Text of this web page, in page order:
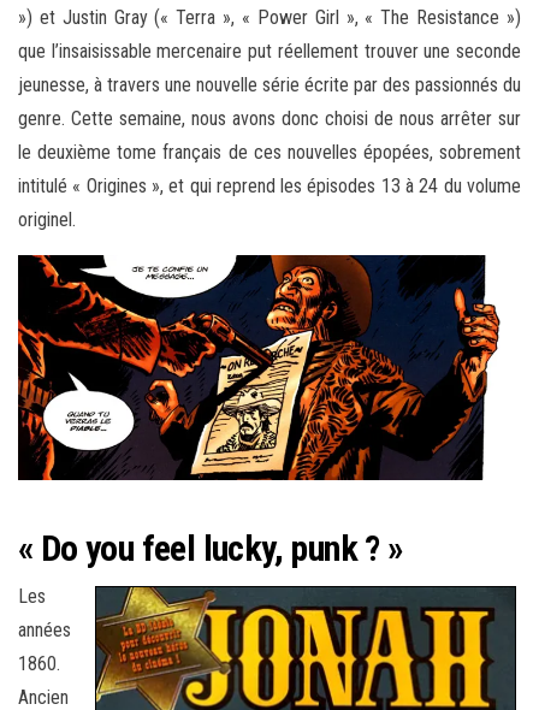
») et Justin Gray (« Terra », « Power Girl », « The Resistance »)
que l’insaisissable mercenaire put réellement trouver une seconde
jeunesse, à travers une nouvelle série écrite par des passionnés du
genre. Cette semaine, nous avons donc choisi de nous arrêter sur
le deuxième tome français de ces nouvelles épopées, sobrement
intitulé « Origines », et qui reprend les épisodes 13 à 24 du volume
originel.
« Do you feel lucky, punk ? »
Les
années
1860.
Ancien